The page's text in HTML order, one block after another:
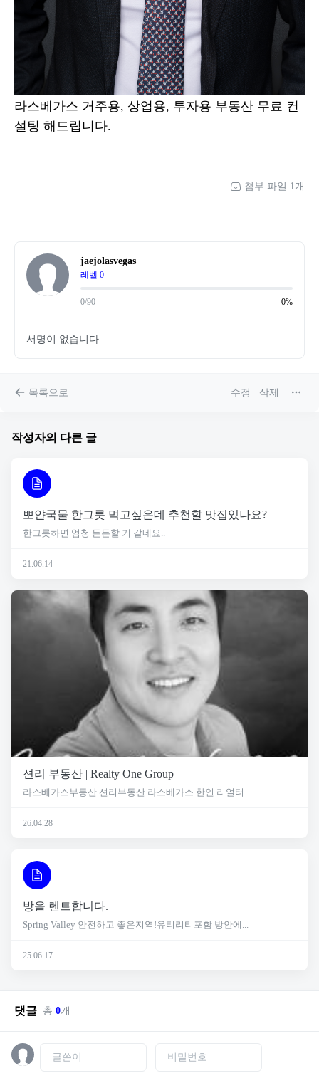
라스베가스 거주용, 상업용, 투자용 부동산 무료 컨
설팅 해드립니다.
첨부 파일 1개
jaejolasvegas
레벨 0
0/90 0%
서명이 없습니다.
목록으로 수정 삭제
작성자의 다른 글
뽀얀국물 한그릇 먹고싶은데 추천할 맛집있나요?
한그릇하면 엄청 든든할 거 같네요..
21.06.14
션리 부동산 | Realty One Group
라스베가스부동산 션리부동산 라스베가스 한인 리얼터 ...
26.04.28
방을 렌트합니다.
Spring Valley 안전하고 좋은지역!유티리티포함 방안에...
25.06.17
댓글 총 0개